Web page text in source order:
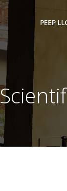
PEEP